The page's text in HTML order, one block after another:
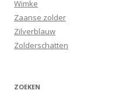
Wimke
Zaanse zolder
Zilverblauw
Zolderschatten
ZOEKEN